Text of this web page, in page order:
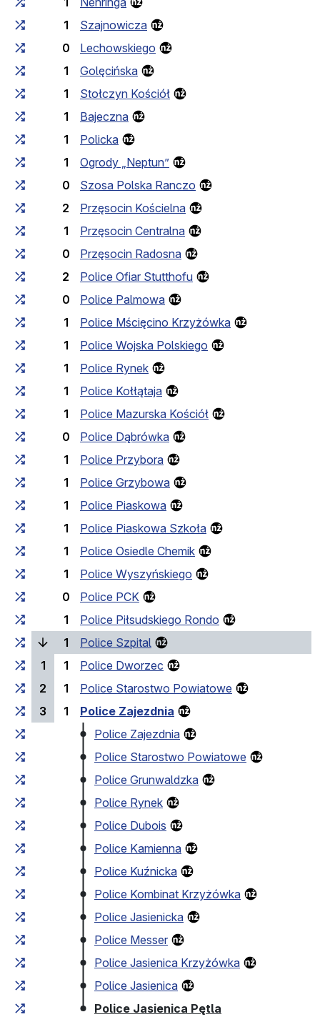
1
Szajnowicza
0
Lechowskiego
1
Golęcińska
1
Stołczyn Kościół
1
Bajeczna
1
Policka
1
Ogrody „Neptun”
0
Szosa Polska Ranczo
2
Przęsocin Kościelna
1
Przęsocin Centralna
0
Przęsocin Radosna
2
Police Ofiar Stutthofu
0
Police Palmowa
1
Police Mścięcino Krzyżówka
1
Police Wojska Polskiego
1
Police Rynek
1
Police Kołłątaja
1
Police Mazurska Kościół
0
Police Dąbrówka
1
Police Przybora
1
Police Grzybowa
1
Police Piaskowa
1
Police Piaskowa Szkoła
1
Police Osiedle Chemik
1
Police Wyszyńskiego
0
Police PCK
1
Police Piłsudskiego Rondo
1
Police Szpital
1
1
Police Dworzec
2
1
Police Starostwo Powiatowe
3
1
Police Zajezdnia
Police Zajezdnia
Police Starostwo Powiatowe
Police Grunwaldzka
Police Rynek
Police Dubois
Police Kamienna
Police Kuźnicka
Police Kombinat Krzyżówka
Police Jasienicka
Police Messer
Police Jasienica Krzyżówka
Police Jasienica
Police Jasienica Pętla